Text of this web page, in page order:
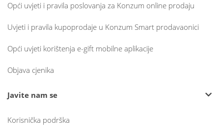
Opći uvjeti i pravila poslovanja za Konzum online prodaju
Uvjeti i pravila kupoprodaje u Konzum Smart prodavaonici
Opći uvjeti korištenja e-gift mobilne aplikacije
Objava cjenika
Javite nam se
Korisnička podrška